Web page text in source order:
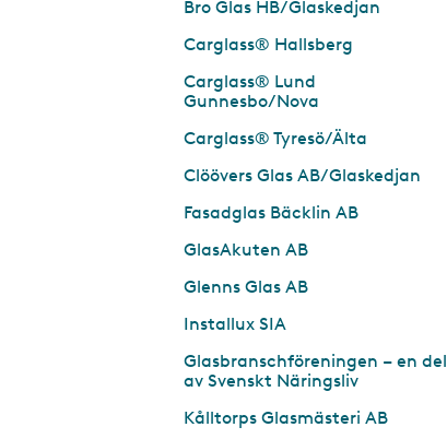
Bro Glas HB/Glaskedjan
Carglass® Hallsberg
Carglass® Lund
Gunnesbo/Nova
Carglass® Tyresö/Älta
Clöövers Glas AB/Glaskedjan
Fasadglas Bäcklin AB
GlasAkuten AB
Glenns Glas AB
Installux SIA
Glasbranschföreningen – en del
av Svenskt Näringsliv
Kålltorps Glasmästeri AB